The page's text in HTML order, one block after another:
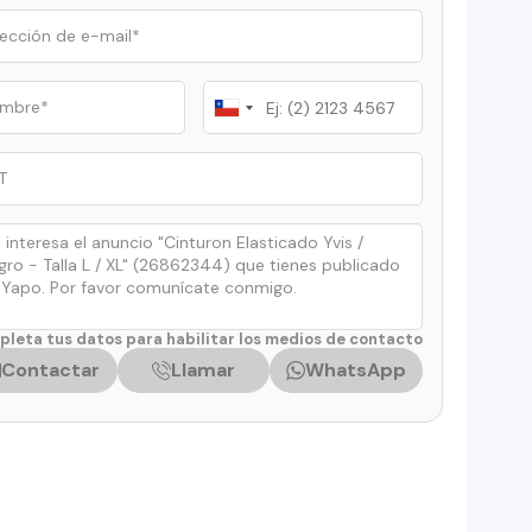
Chile
+56
tus datos para habilitar los medios de contacto
Contactar Llamar WhatsApp